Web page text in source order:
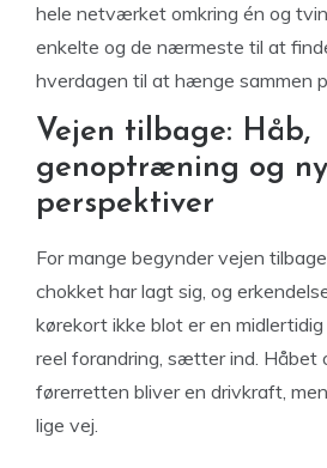
hele netværket omkring én og
enkelte og de nærmeste til at
hverdagen til at hænge sammen
Vejen tilbage: Håb,
genoptræning og
perspektiver
For mange begynder vejen
chokket har lagt sig, og
kørekort ikke blot er en midlertidig
reel forandring, sætter ind. Håbet
førerretten bliver en drivkraft,
lige vej.